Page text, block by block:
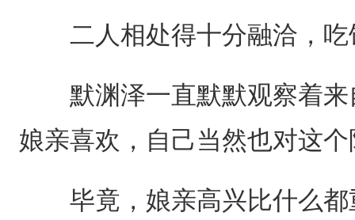
二人相处得十分融洽，吃
默渊泽一直默默观察着来
娘亲喜欢，自己当然也对这
毕竟，娘亲高兴比什么都